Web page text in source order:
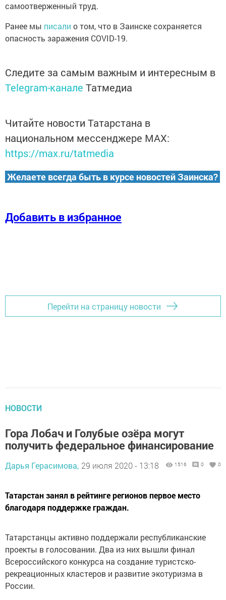
самоотверженный труд.
Ранее мы писали о том, что в Заинске сохраняется
опасность заражения COVID-19.
Следите за самым важным и интересным в
Telegram-канале Татмедиа
Читайте новости Татарстана в
национальном мессенджере MАХ:
https://max.ru/tatmedia
Желаете всегда быть в курсе новостей Заинска?
Добавить в избранное
Перейти на страницу новости
НОВОСТИ
Гора Лобач и Голубые озёра могут
получить федеральное финансирование
Дарья Герасимова, 29 июля 2020 - 13:18 1516 0 0
Татарстан занял в рейтинге регионов первое место
благодаря поддержке граждан.
Татарстанцы активно поддержали республиканские
проекты в голосовании. Два из них вышли финал
Всероссийского конкурса на создание туристско-
рекреационных кластеров и развитие экотуризма в
России.